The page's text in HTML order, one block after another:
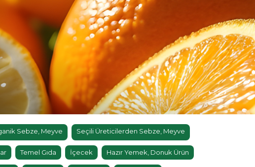
Sebze, Meyve Seçili Üreticilerden Sebze, Meyve
Temel Gıda İçecek Hazır Yemek, Donuk Ürün